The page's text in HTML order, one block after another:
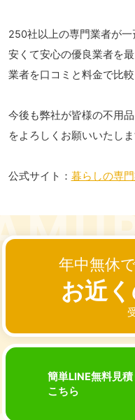
250社以上の専門業者が
安くて安心の優良業者を
業者を口コミと料金で比較
今後も弊社が皆様の不用
をよろしくお願いいたしま
公式サイト： 暮らしの専
年中無休
お近
簡単LINE無料見
こちら